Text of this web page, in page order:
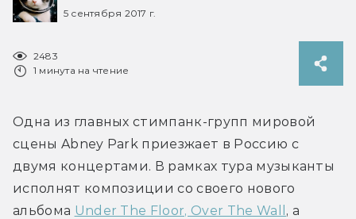
5 сентября 2017 г.
2483
1 минута на чтение
Одна из главных стимпанк-групп мировой
сцены Abney Park приезжает в Россию с
двумя концертами. В рамках тура музыканты
исполнят композиции со своего нового
альбома Under The Floor, Over The Wall , а